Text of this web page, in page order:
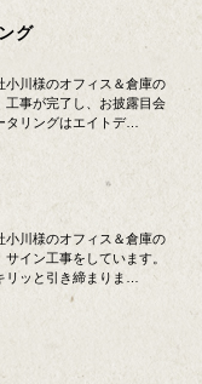
グ
小川様のオフィス＆倉庫の
工事が完了し、お披露目会
タリングはエイトデ…
小川様のオフィス＆倉庫の
イン工事をしています。
リッと引き締まりま…